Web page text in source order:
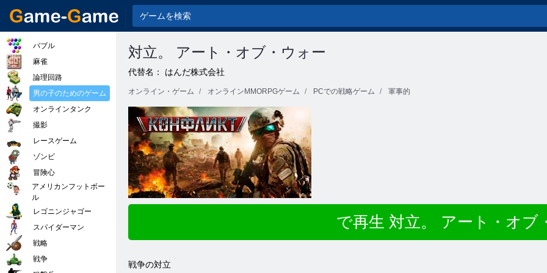
対立。 アート・オブ・ウォー
代替名： はんだ株式会社
オンライン・ゲーム オンラインMMORPGゲーム PCでの戦略ゲーム 軍事的
で再生 対立。 アート・オブ
戦争の対立
バブル
麻雀
論理回路
男の子のためのゲーム
オンラインタンク
撮影
レースゲーム
ゾンビ
冒険心
アメリカンフットボー
ル
レゴニンジャゴー
スパイダーマン
戦略
戦争